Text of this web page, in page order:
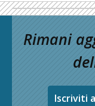
Rimani
Iscriviti